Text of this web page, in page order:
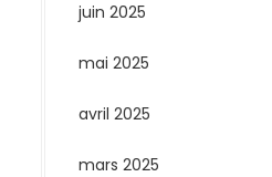
juin 2025
mai 2025
avril 2025
mars 2025